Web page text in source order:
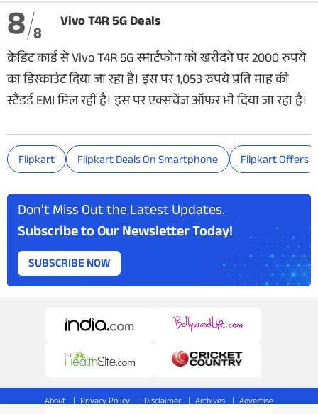
8 8
Vivo T4R 5G Deals
क्रेडिट कार्ड से Vivo T4R 5G स्मार्टफोन को खरीदने पर 2000 रुपये
का डिस्काउंट दिया जा रहा है। इस पर 1,053 रुपये प्रति माह की
स्टैंडर्ड EMI मिल रही है। इस पर एक्सचेंज ऑफर भी दिया जा रहा है।
Flipkart Flipkart Deals On Smartphone Flipkart Offers
Don't Miss Out the Latest Updates.
Subscribe to Our Newsletter Today!
SUBSCRIBE NOW
About Privacy Policy Disclaimer Archives Advertise